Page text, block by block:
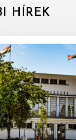
HÍREK